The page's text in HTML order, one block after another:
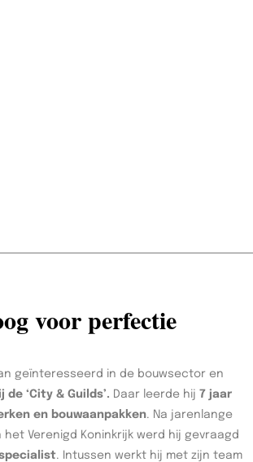
voor perfectie
geïnteresseerd in de bouwsector en
‘City & Guilds’. Daar leerde hij 7 jaar
en bouwaanpakken. Na jarenlange
Verenigd Koninkrijk werd hij gevraagd
. Intussen werkt hij met zijn team